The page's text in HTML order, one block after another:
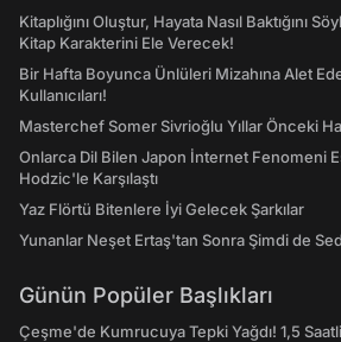
Kitaplığını Oluştur, Hayata Nasıl Baktığını
Kitap Karakterini Ele Verecek!
Bir Hafta Boyunca Ünlüleri Mizahına Alet
Kullanıcıları!
Masterchef Somer Sivrioğlu Yıllar Önceki
Onlarca Dil Bilen Japon İnternet Fenomeni
Hodzic'le Karşılaştı
Yaz Flörtü Bitenlere İyi Gelecek Şarkılar
Yunanlar Neşet Ertaş'tan Sonra Şimdi de
Günün Popüler Başlıkları
Çeşme'de Kumrucuya Tepki Yağdı! 1,5